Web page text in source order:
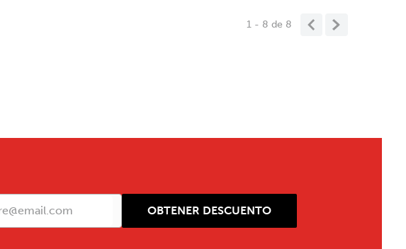
1 - 8 de 8
OBTENER DESCUENTO